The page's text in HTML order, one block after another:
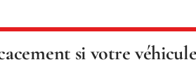
si votre